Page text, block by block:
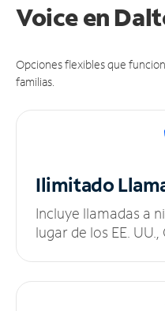
Voice en
Opciones flexibles que
familias.
Ilimitado
Incluye llamadas a
lugar de los EE.